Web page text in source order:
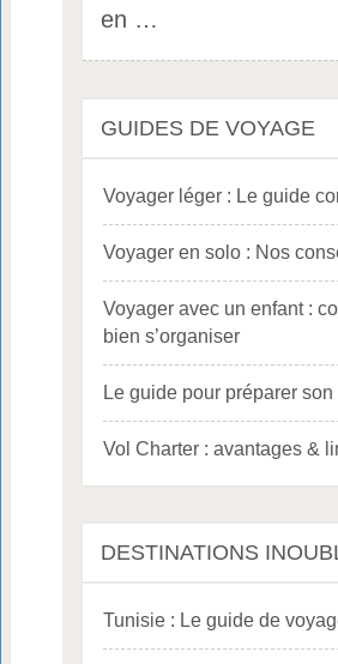
en …
GUIDES DE VOYAGE
Voyager léger : Le guide
Voyager en solo : Nos
Voyager avec un enfant :
bien s’organiser
Le guide pour préparer
Vol Charter : avantages &
DESTINATIONS
Tunisie : Le guide de